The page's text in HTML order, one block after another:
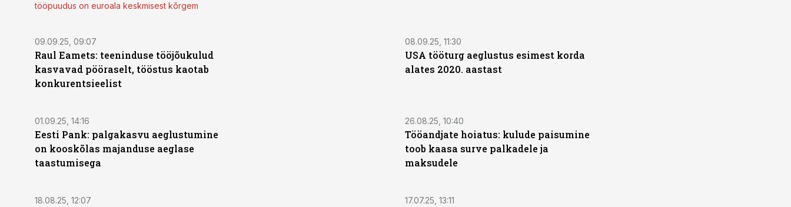
tööpuudus on euroala keskmisest kõrgem
09.09.25, 09:07
Raul Eamets: teeninduse tööjõukulud
kasvavad pööraselt, tööstus kaotab
konkurentsieelist
08.09.25, 11:30
USA tööturg aeglustus esimest korda
alates 2020. aastast
01.09.25, 14:16
Eesti Pank: palgakasvu aeglustumine
on kooskõlas majanduse aeglase
taastumisega
26.08.25, 10:40
Tööandjate hoiatus: kulude paisumine
toob kaasa surve palkadele ja
maksudele
18.08.25, 12:07 17.07.25, 13:11